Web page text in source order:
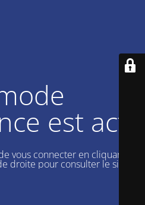
est actif
vous connecter en cliquant sur
droite pour consulter le site.